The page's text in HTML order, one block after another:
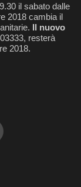
il sabato dalle
2018 cambia il
Il nuovo
resterà
2018.